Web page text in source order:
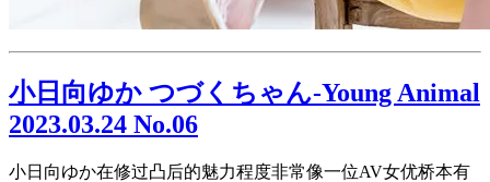
小日向ゆか つづくちゃん-Young Animal
2023.03.24 No.06
小日向ゆか在修过凸后的魅力程度非常像一位AV女优桥本有